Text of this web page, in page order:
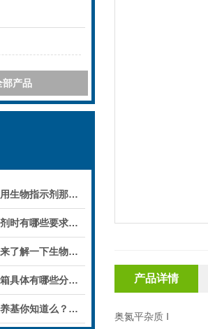
部产品
想知道该如何使用生物指示剂那就看看本篇吧
在制备生物指示剂时有哪些要求你知道么
下面让我们一起来了解一下生物指示剂的分类及应用吧
你知道实验培养箱具体有哪些分类么?
如何储存干粉培养基你知道么？一起来了解一下吧
产品详情
奥氮平杂质 Ⅰ